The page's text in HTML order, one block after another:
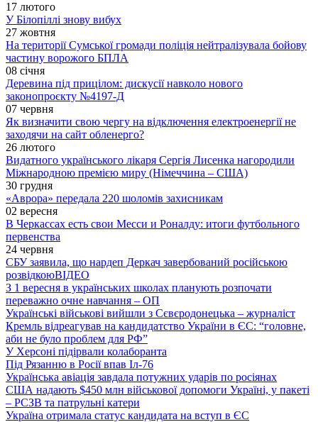
17 лютого
У Білопіллі знову вибух
27 жовтня
На території Сумської громади поліція нейтралізувала бойову
частину ворожого БПЛА
08 січня
Деревина під прицілом: дискусії навколо нового
законопроєкту №4197-Д
07 червня
Як визначити свою чергу на відключення електроенергії не
заходячи на сайт обленерго?
26 лютого
Видатного українського лікаря Сергія Лисенка нагородили
Міжнародною премією миру (Німеччина – США)
30 грудня
«Аврора» передала 220 шоломів захисникам
02 вересня
В Черкассах есть свои Месси и Роналду: итоги футбольного
первенства
24 червня
СБУ заявила, що нардеп Деркач завербований російською
розвідкоюВІДЕО
З 1 вересня в українських школах планують розпочати
переважно очне навчання – ОП
Українські військові вийшли з Сєвєродонецька – журналіст
Кремль відреагував на кандидатство України в ЄС: “головне,
аби не було проблем для РФ”
У Херсоні підірвали колаборанта
Під Рязанню в Росії впав Іл-76
Українська авіація завдала потужних ударів по росіянах
США надають $450 млн військової допомоги Україні, у пакеті
– РСЗВ та патрульні катери
Україна отримала статус кандидата на вступ в ЄС